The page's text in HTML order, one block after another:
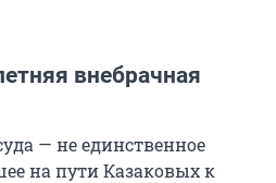
внебрачная
— не единственное
на пути Казаковых к